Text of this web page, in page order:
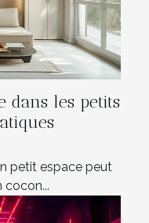
dans les petits
petit espace peut
cocon...